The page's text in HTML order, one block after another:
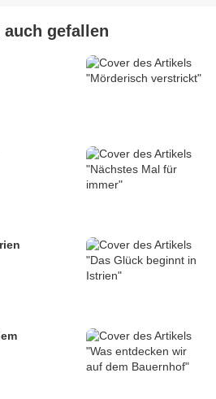
auch gefallen